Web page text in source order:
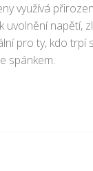
využívá
uvolnění napětí,
pro ty, kdo trpí
spánkem.